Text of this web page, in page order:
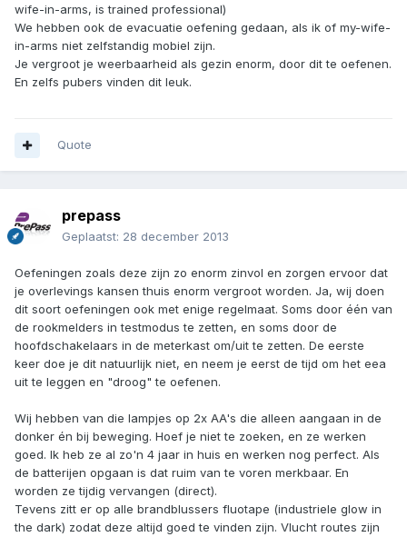
wife-in-arms, is trained professional)
We hebben ook de evacuatie oefening gedaan, als ik of my-wife-
in-arms niet zelfstandig mobiel zijn.
Je vergroot je weerbaarheid als gezin enorm, door dit te oefenen.
En zelfs pubers vinden dit leuk.
Quote
prepass
Geplaatst: 28 december 2013
Oefeningen zoals deze zijn zo enorm zinvol en zorgen ervoor dat
je overlevings kansen thuis enorm vergroot worden. Ja, wij doen
dit soort oefeningen ook met enige regelmaat. Soms door één van
de rookmelders in testmodus te zetten, en soms door de
hoofdschakelaars in de meterkast om/uit te zetten. De eerste
keer doe je dit natuurlijk niet, en neem je eerst de tijd om het eea
uit te leggen en "droog" te oefenen.
Wij hebben van die lampjes op 2x AA's die alleen aangaan in de
donker én bij beweging. Hoef je niet te zoeken, en ze werken
goed. Ik heb ze al zo'n 4 jaar in huis en werken nog perfect. Als
de batterijen opgaan is dat ruim van te voren merkbaar. En
worden ze tijdig vervangen (direct).
Tevens zitt er op alle brandblussers fluotape (industriele glow in
the dark) zodat deze altijd goed te vinden zijn. Vlucht routes zijn